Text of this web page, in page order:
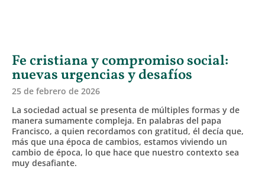
Fe cristiana y compromiso social:
nuevas urgencias y desafíos
25 de febrero de 2026
La sociedad actual se presenta de múltiples formas y de
manera sumamente compleja. En palabras del papa
Francisco, a quien recordamos con gratitud, él decía que,
más que una época de cambios, estamos viviendo un
cambio de época, lo que hace que nuestro contexto sea
muy desafiante.